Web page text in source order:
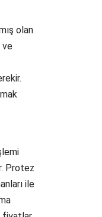
olan
ve
Protez
ile